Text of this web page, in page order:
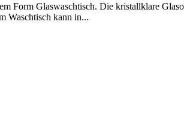
Form Glaswaschtisch. Die kristallklare
Waschtisch kann in...